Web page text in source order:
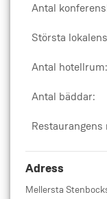
Antal
Största
Antal hotellrum:
Antal bäddar:
Adress
Mellersta